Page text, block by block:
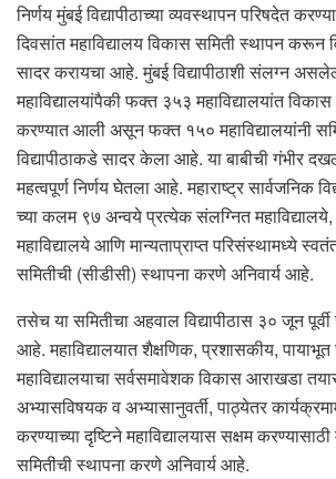
निर्णय मुंबई विद्यापीठाच्या व्यवस्थापन परिषदेत
दिवसांत महाविद्यालय विकास समिती स्थापन करून
सादर करायचा आहे. मुंबई विद्यापीठाशी संलग्न
महाविद्यालयांपैकी फक्त ३५३ महाविद्यालयांत
करण्यात आली असून फक्त १५० महाविद्यालयांनी
विद्यापीठाकडे सादर केला आहे. या बाबीची गंभीर
महत्वपूर्ण निर्णय घेतला आहे. महाराष्ट्र सार्वजनिक
च्या कलम ९७ अन्वये प्रत्येक संलग्नित महाविद्यालये,
महाविद्यालये आणि मान्यताप्राप्त परिसंस्थामध्ये
समितीची (सीडीसी) स्थापना करणे अनिवार्य आहे.
तसेच या समितीचा अहवाल विद्यापीठास ३० जून
आहे. महाविद्यालयात शैक्षणिक, प्रशासकीय,
महाविद्यालयाचा सर्वसमावेशक विकास आराखडा
अभ्यासविषयक व अभ्यासानुवर्ती, पाठ्येतर
करण्याच्या दृष्टिने महाविद्यालयास सक्षम
समितीची स्थापना करणे अनिवार्य आहे.